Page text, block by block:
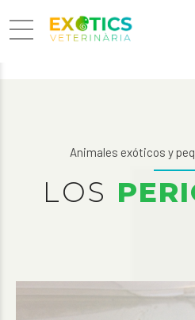
Animales exóticos y
LOS